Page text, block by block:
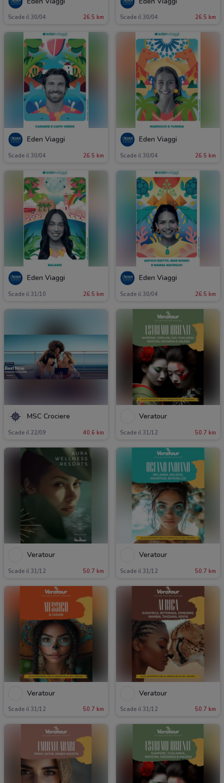
Scade il 30/04 26.5 km Scade il 30/04 26.5 km
Eden Viaggi
Scade il 30/04 26.5 km
Eden Viaggi
Scade il 30/04 26.5 km
Eden Viaggi
Scade il 31/10 26.5 km
Eden Viaggi
Scade il 30/04 26.5 km
MSC Crociere
Scade il 22/09 40.6 km
Veratour
Scade il 31/12 50.7 km
Veratour
Scade il 31/12 50.7 km
Veratour
Scade il 31/12 50.7 km
Veratour
Scade il 31/12 50.7 km
Veratour
Scade il 31/12 50.7 km